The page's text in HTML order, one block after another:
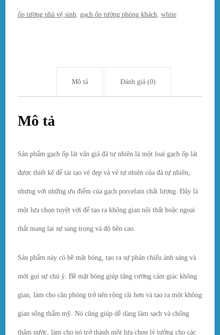
ốp tường nhà vệ sinh, gạch ốp tường phòng khách,white
Mô tả Đánh giá (0)
Mô tả
Sản phẩm gạch ốp lát vân giả đá tự nhiên là một loại gạch ốp lát
được thiết kế để tái tạo vẻ đẹp và vẻ tự nhiên của đá tự nhiên,
nhưng với những ưu điểm của gạch porcelain chất lượng. Đây là
một lựa chọn tuyệt vời để tạo ra không gian nội thất hoặc ngoại
thất mang lại sự sang trọng và độ bền cao.
Sản phẩm này có bề mặt bóng, tạo ra sự phản chiếu ánh sáng và
mời gọi sự chú ý. Bề mặt bóng giúp tăng cường cảm giác không
gian, làm cho căn phòng trở nên rộng rãi hơn và tạo ra một không
gian sống thẩm mỹ. Nó cũng giúp dễ dàng làm sạch và chống
thấm nước, làm cho nó trở thành một lựa chọn lý tưởng cho các